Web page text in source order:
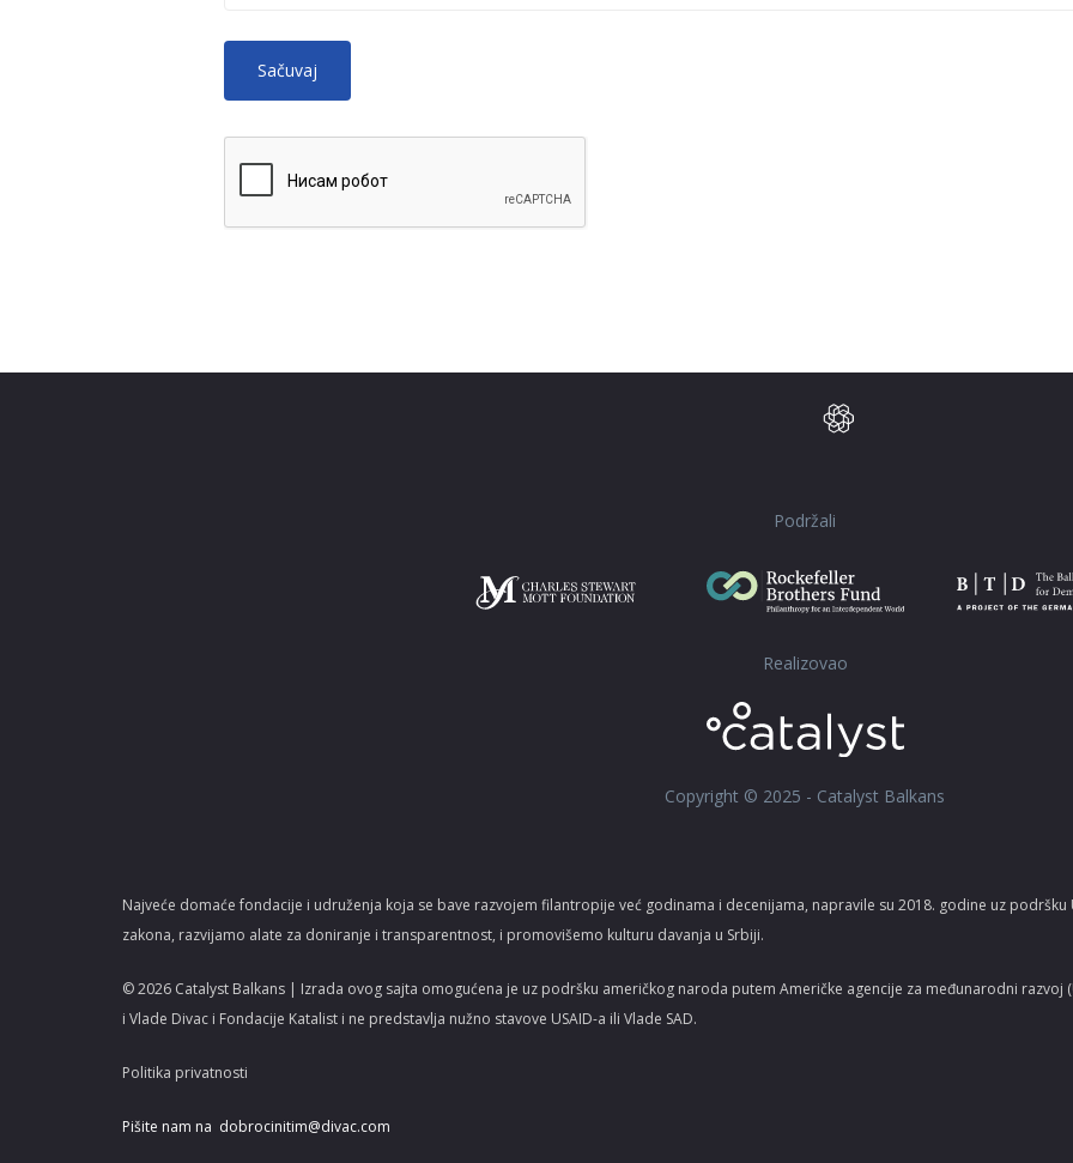
No HTML tags
allowed.
Lines and paragraphs break automatically.
Podržali
Realizovao
Copyright © 2025 - Catalyst Balkans
Najveće domaće fondacije i udruženja koja se bave razvojem filantropije već godinama i decenijama, napravile su 2018. godine uz
zakona, razvijamo alate za doniranje i transparentnost, i promovišemo kulturu davanja u Srbiji.
© 2026 Catalyst Balkans | Izrada ovog sajta omogućena je uz podršku američkog naroda putem Američke agencije za međunarodni razvoj
i Vlade Divac i Fondacije Katalist i ne predstavlja nužno stavove USAID-a ili Vlade SAD.
Politika privatnosti
Pišite nam na dobrocinitim@divac.com